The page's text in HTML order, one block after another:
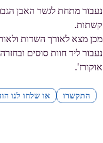
נעבור מתחת לגשר האבן
קשתות.
מכן מצא לאורך השדות
נעבור ליד חוות סוסים
אוקורז'.
התקשרו או שלחו לנו